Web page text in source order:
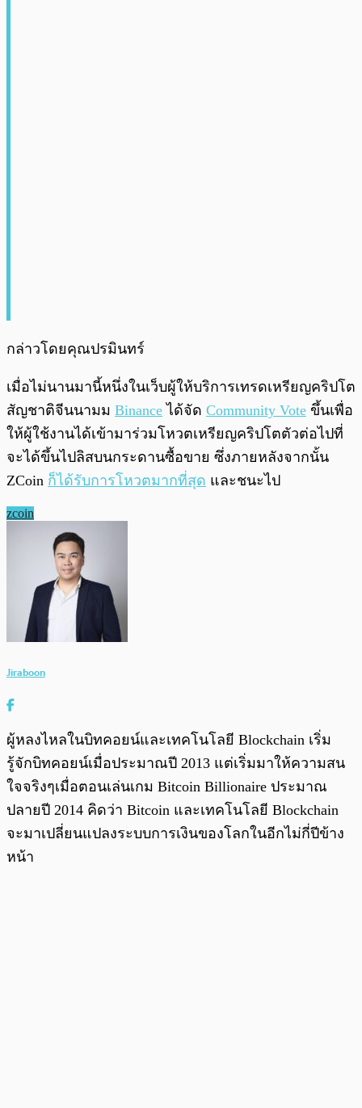
กล่าวโดยคุณปรมินทร์
เมื่อไม่นานมานี้หนึ่งในเว็บผู้ให้บริการเทรดเหรียญคริปโต
สัญชาติจีนนามม Binance ได้จัด Community Vote ขึ้นเพื่อ
ให้ผู้ใช้งานได้เข้ามาร่วมโหวตเหรียญคริปโตตัวต่อไปที่
จะได้ขึ้นไปลิสบนกระดานซื้อขาย ซึ่งภายหลังจากนั้น
ZCoin ก็ได้รับการโหวตมากที่สุด และชนะไป
zcoin
Jiraboon
ผู้หลงไหลในบิทคอยน์และเทคโนโลยี Blockchain เริ่ม
รู้จักบิทคอยน์เมื่อประมาณปี 2013 แต่เริ่มมาให้ความสน
ใจจริงๆเมื่อตอนเล่นเกม Bitcoin Billionaire ประมาณ
ปลายปี 2014 คิดว่า Bitcoin และเทคโนโลยี Blockchain
จะมาเปลี่ยนแปลงระบบการเงินของโลกในอีกไม่กี่ปีข้าง
หน้า